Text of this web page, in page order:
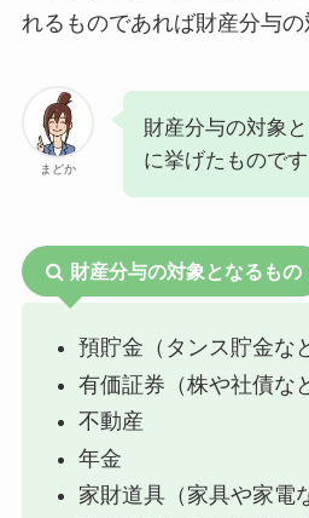
れるものであれば財産分与の
まどか
財産分与の対象
に挙げたものです
財産分与の対象となるもの
預貯金（タンス貯金な
有価証券（株や社債な
不動産
年金
家財道具（家具や家電